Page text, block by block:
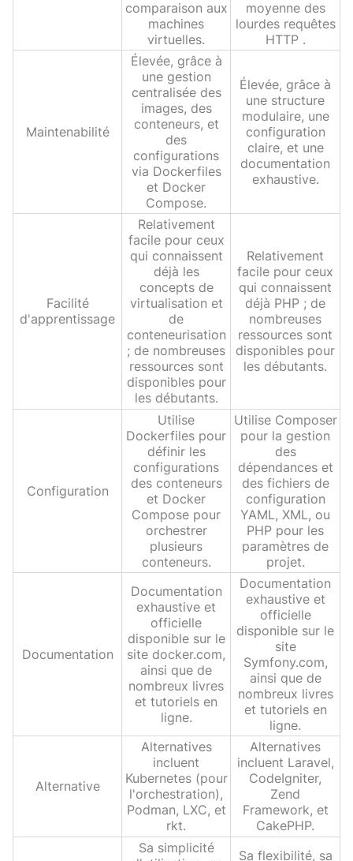
comparaison aux
machines
virtuelles.
moyenne des
lourdes requêtes
HTTP .
Maintenabilité
Élevée, grâce à
une gestion
centralisée des
images, des
conteneurs, et
des
configurations
via Dockerfiles
et Docker
Compose.
Élevée, grâce à
une structure
modulaire, une
configuration
claire, et une
documentation
exhaustive.
Facilité
d'apprentissage
Relativement
facile pour ceux
qui connaissent
déjà les
concepts de
virtualisation et
de
conteneurisation
; de nombreuses
ressources sont
disponibles pour
les débutants.
Relativement
facile pour ceux
qui connaissent
déjà PHP ; de
nombreuses
ressources sont
disponibles pour
les débutants.
Configuration
Utilise
Dockerfiles pour
définir les
configurations
des conteneurs
et Docker
Compose pour
orchestrer
plusieurs
conteneurs.
Utilise Composer
pour la gestion
des
dépendances et
des fichiers de
configuration
YAML, XML, ou
PHP pour les
paramètres de
projet.
Documentation
Documentation
exhaustive et
officielle
disponible sur le
site docker.com,
ainsi que de
nombreux livres
et tutoriels en
ligne.
Documentation
exhaustive et
officielle
disponible sur le
site
Symfony.com,
ainsi que de
nombreux livres
et tutoriels en
ligne.
Alternative
Alternatives
incluent
Kubernetes (pour
l'orchestration),
Podman, LXC, et
rkt.
Alternatives
incluent Laravel,
CodeIgniter,
Zend
Framework, et
CakePHP.
Sa simplicité
Sa flexibilité, sa